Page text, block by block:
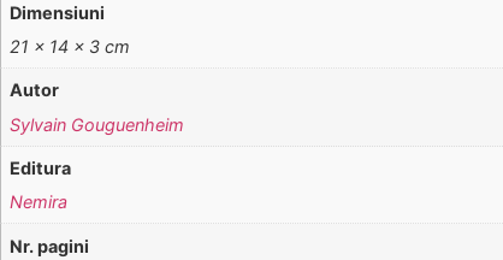
Dimensiuni
21 × 14 × 3 cm
Autor
Sylvain Gouguenheim
Editura
Nemira
Nr. pagini